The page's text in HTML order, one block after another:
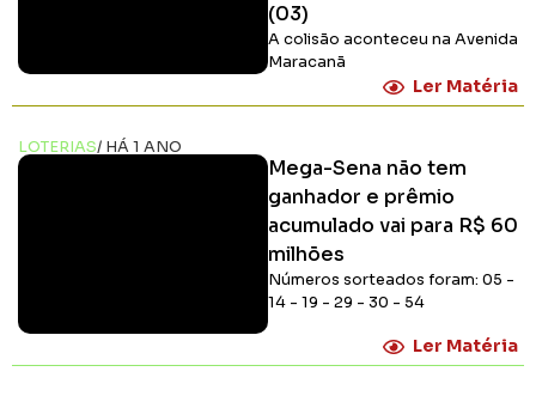
(03)
A colisão aconteceu na Avenida
Maracanã
Ler Matéria
LOTERIAS/ HÁ 1 ANO
Mega-Sena não tem
ganhador e prêmio
acumulado vai para R$ 60
milhões
Números sorteados foram: 05 -
14 - 19 - 29 - 30 - 54
Ler Matéria